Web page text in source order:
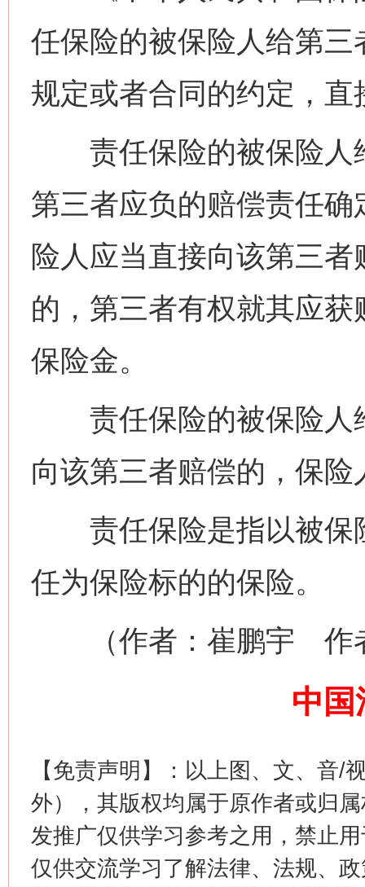
任保险的被保险人给第
规定或者合同的约定，
责任保险的被保险人
第三者应负的赔偿责任
险人应当直接向该第三
的，第三者有权就其应
保险金。
责任保险的被保险人
向该第三者赔偿的，保
责任保险是指以被保
任为保险标的的保险。
（作者：崔鹏宇 作者
中国
【免责声明】：以上图、文、音/
外），其版权均属于原作者或归
发推广仅供学习参考之用，禁止
仅供交流学习了解法律、法规、
网上购药对药下症？
谢